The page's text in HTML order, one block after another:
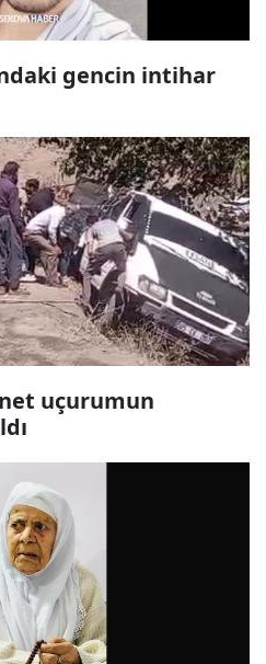
gencin intihar
uçurumun